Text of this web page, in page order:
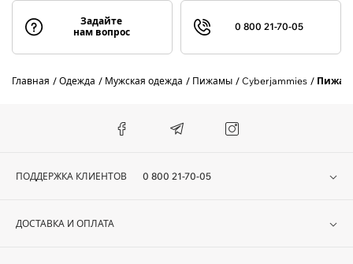
Задайте
нам вопрос
0 800 21-70-05
Главная Одежда Мужская одежда Пижамы Cyberjammies
ПОДДЕРЖКА КЛИЕНТОВ 0 800 21-70-05
ДОСТАВКА И ОПЛАТА